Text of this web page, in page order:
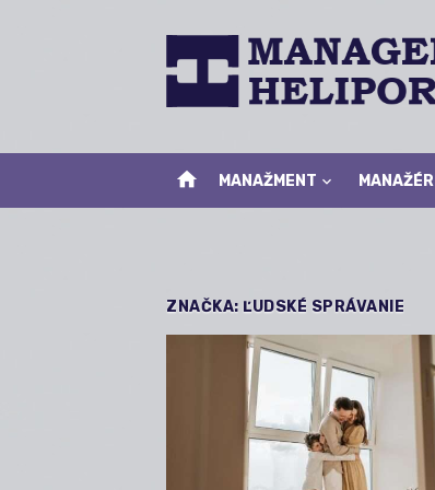
home MANAŽMENT MANAŽÉR
ZNAČKA: ĽUDSKÉ SPRÁVANIE